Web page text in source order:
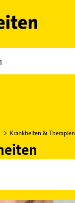
Krankheiten & Therapien